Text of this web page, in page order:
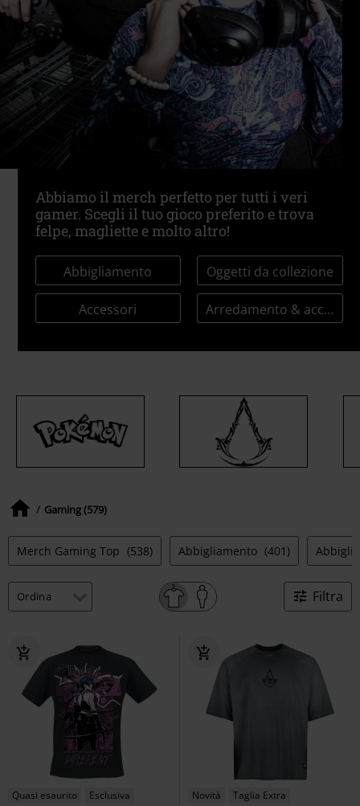
Abbiamo il merch perfetto per tutti i veri
gamer. Scegli il tuo gioco preferito e trova
felpe, magliette e molto altro!
Abbigliamento Oggetti da collezione
Accessori Arredamento &
Gaming (579)
Merch Gaming Top (538) Abbigliamento (401)
Filtra
Quasi esaurito
Esclusiva
Novità
Taglia Extra